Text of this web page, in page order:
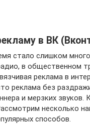
в ВК
стало слишком
в общественном
реклама в
реклама без
и мерзких звуков.
несколько
способов.